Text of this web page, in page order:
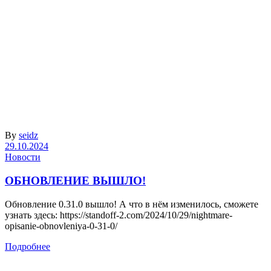
By seidz
29.10.2024
Новости
ОБНОВЛЕНИЕ ВЫШЛО!
Обновление 0.31.0 вышло! А что в нём изменилось, сможете
узнать здесь: https://standoff-2.com/2024/10/29/nightmare-
opisanie-obnovleniya-0-31-0/
Подробнее